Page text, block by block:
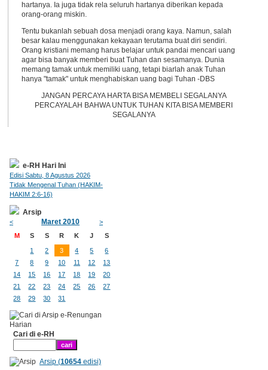
hartanya. Ia juga tidak rela seluruh hartanya diberikan kepada
orang-orang miskin.
Tentu bukanlah sebuah dosa menjadi orang kaya. Namun, salah
besar kalau menggunakan kekayaan terutama buat diri sendiri.
Orang kristiani memang harus belajar untuk pandai mencari uang
agar bisa banyak memberi buat Tuhan dan sesamanya. Dunia
memang tamak untuk memiliki uang, tetapi biarlah anak Tuhan
hanya "tamak" untuk menghabiskan uang bagi Tuhan -DBS
JANGAN PERCAYA HARTA BISA MEMBELI SEGALANYA
PERCAYALAH BAHWA UNTUK TUHAN KITA BISA MEMBERI
SEGALANYA
e-RH Hari Ini
Edisi Sabtu, 8 Agustus 2026
Tidak Mengenal Tuhan (HAKIM-
HAKIM 2:6-16)
Arsip
< Maret 2010
>
M
S S R K J S
1 2 3 4 5
6
7
8 9 10 11 12
13
14
15 16 17 18 19
20
21
22 23 24 25 26
27
28
29 30 31
Cari di e-RH
Arsip (10654edisi)